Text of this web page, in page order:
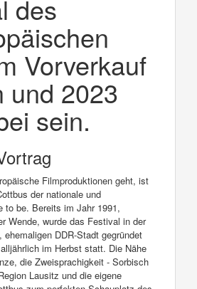
des
Vorverkauf
und 2023
sein.
Filmproduktionen geht, ist
der nationale und
to be. Bereits im Jahr 1991,
Wende, wurde das Festival in der
ehemaligen DDR-Stadt gegründet
im Herbst statt. Die Nähe
die Zweisprachigkeit - Sorbisch
Lausitz und die eigene